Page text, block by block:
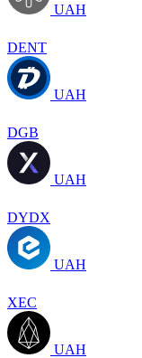
UAH
DENT
UAH
DGB
UAH
DYDX
UAH
XEC
UAH